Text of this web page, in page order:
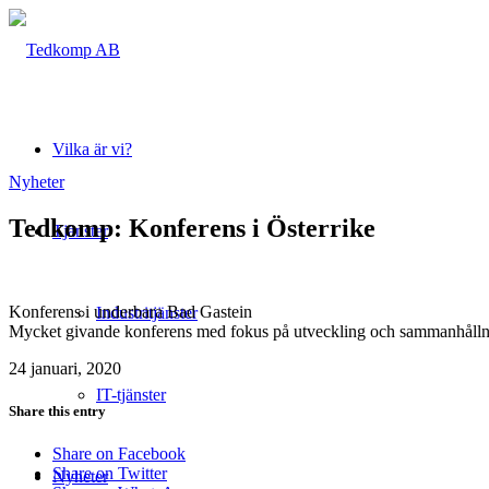
Vilka är vi?
Tjänster
Industritjänster
IT-tjänster
Nyheter
Nyheter
Tedkomp: Konferens i Österrike
Konferens i underbara Bad Gastein
Mycket givande konferens med fokus på utveckling och
24 januari, 2020
Share this entry
Share on Facebook
Share on Twitter